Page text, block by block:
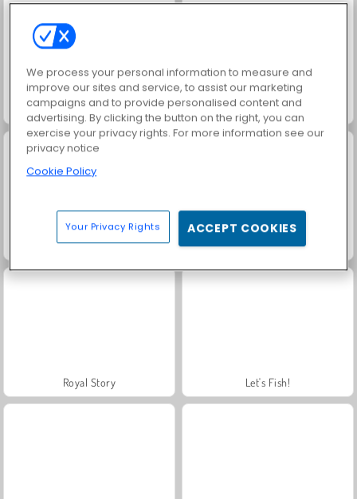
Grand Mahjong Connect Trollface Quest: USA 2
Masha and the Bear: Meadows Farm Merge Valley
Royal Story Let's Fish!
We process your personal information to measure and
improve our sites and service, to assist our marketing
campaigns and to provide personalised content and
advertising. By clicking the button on the right, you can
exercise your privacy rights. For more information see our
privacy notice
Cookie Policy
Your Privacy Rights ACCEPT COOKIES